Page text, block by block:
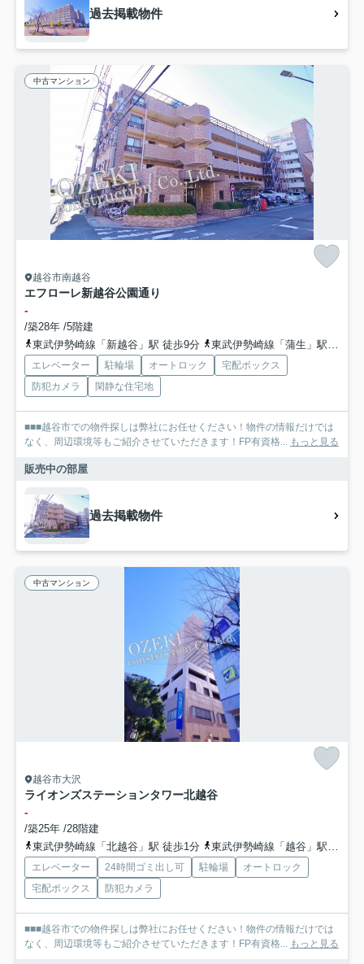
過去掲載物件
中古マンション
越谷市南越谷
エフローレ新越谷公園通り
-
/築28年 /5階建
東武伊勢崎線「新越谷」駅 徒歩9分
東武伊勢崎線「蒲生」駅 徒歩8分
エレベーター 駐輪場 オートロック
宅配ボックス
防犯カメラ
閑静な住宅地
■■■越谷市での物件探しは弊社にお任せください！物件の情報だけでは
なく、周辺環境等もご紹介させていただきます！FP有資格... もっと見る
販売中の部屋
過去掲載物件
中古マンション
越谷市大沢
ライオンズステーションタワー北越谷
-
/築25年 /28階建
東武伊勢崎線「北越谷」駅 徒歩1分
東武伊勢崎線「越谷」駅 徒歩24分
エレベーター 24時間ゴミ出し可 駐輪場
オートロック
宅配ボックス
防犯カメラ
■■■越谷市での物件探しは弊社にお任せください！物件の情報だけでは
なく、周辺環境等もご紹介させていただきます！FP有資格... もっと見る